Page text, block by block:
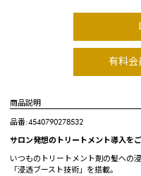
有料会
商品説明
品番:4540790278532
サロン発想のトリートメント導入を
いつものトリートメント剤の髪への
「浸透ブースト技術」を搭載。